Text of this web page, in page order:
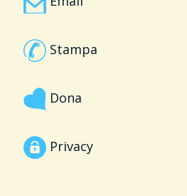
Stampa
Dona
Privacy